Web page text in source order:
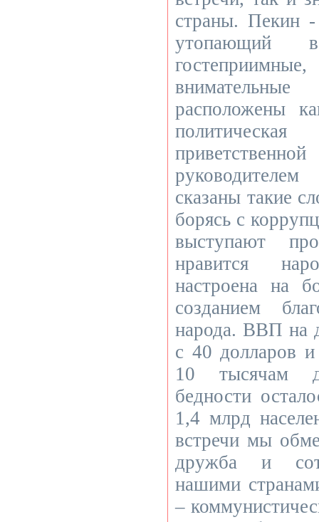
страны. Пекин
утопающий
расположены
сказаны такие
борясь с
выступают
нравится
настроена на
созданием
народа. ВВП на
с 40 долларов и
10 тысячам
бедности
1,4 млрд
встречи мы
дружба и
нашими
–